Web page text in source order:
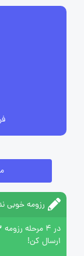
رزومه خوبی
در 4 مرحله رزومه
2
ارسال کن!